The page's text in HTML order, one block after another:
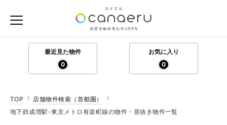
最近見た物件
0
お気に入り
0
TOP
店舗物件検索（首都圏）
地下鉄成増駅-東京メトロ有楽町線の物件・居抜き物件一覧